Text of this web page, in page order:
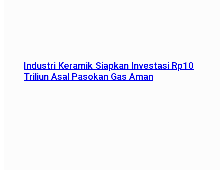
Industri Keramik Siapkan Investasi Rp10
Triliun Asal Pasokan Gas Aman